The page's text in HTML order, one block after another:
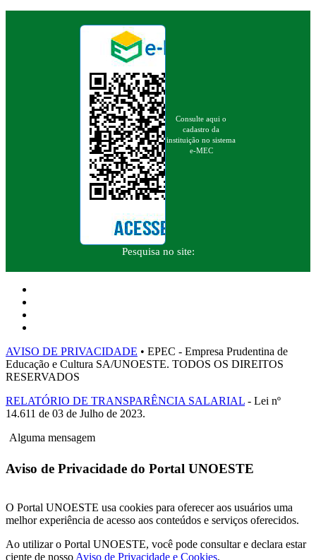
Consulte aqui o
cadastro da
instituição no sistema
e-MEC
Pesquisa no site:
AVISO DE PRIVACIDADE • EPEC - Empresa Prudentina de
Educação e Cultura SA/UNOESTE. TODOS OS DIREITOS
RESERVADOS
RELATÓRIO DE TRANSPARÊNCIA SALARIAL - Lei nº
14.611 de 03 de Julho de 2023.
Alguma mensagem
Aviso de Privacidade do Portal UNOESTE
O Portal UNOESTE usa cookies para oferecer aos usuários uma
melhor experiência de acesso aos conteúdos e serviços oferecidos.
Ao utilizar o Portal UNOESTE, você pode consultar e declara estar
ciente de nosso Aviso de Privacidade e Cookies.